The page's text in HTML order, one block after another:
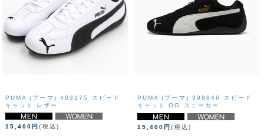
PUMA (プーマ) 403175 スピード
キャット レザー
15,400円(税込)
PUMA (プーマ) 398846 スピード
キャット OG スニーカー
15,400円(税込)